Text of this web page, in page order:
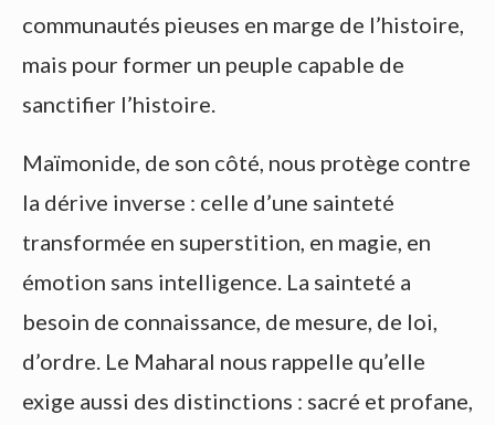
communautés pieuses en marge de l’histoire,
mais pour former un peuple capable de
sanctifier l’histoire.
Maïmonide, de son côté, nous protège contre
la dérive inverse : celle d’une sainteté
transformée en superstition, en magie, en
émotion sans intelligence. La sainteté a
besoin de connaissance, de mesure, de loi,
d’ordre. Le Maharal nous rappelle qu’elle
exige aussi des distinctions : sacré et profane,